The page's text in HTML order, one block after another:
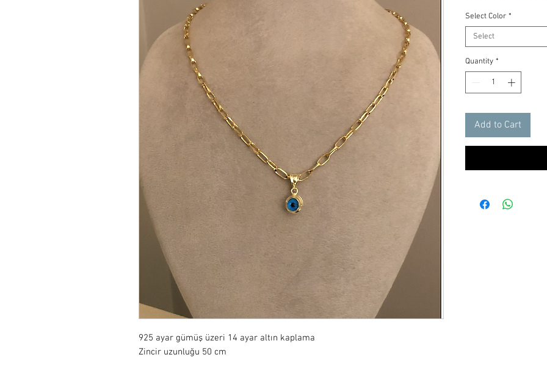
925 ayar gümüş üzeri 14 ayar altın kaplama
Zincir uzunluğu 50 cm
Select Color *
Select
Quantity *
Add to Cart